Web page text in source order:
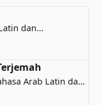
dan
Arab Latin dan